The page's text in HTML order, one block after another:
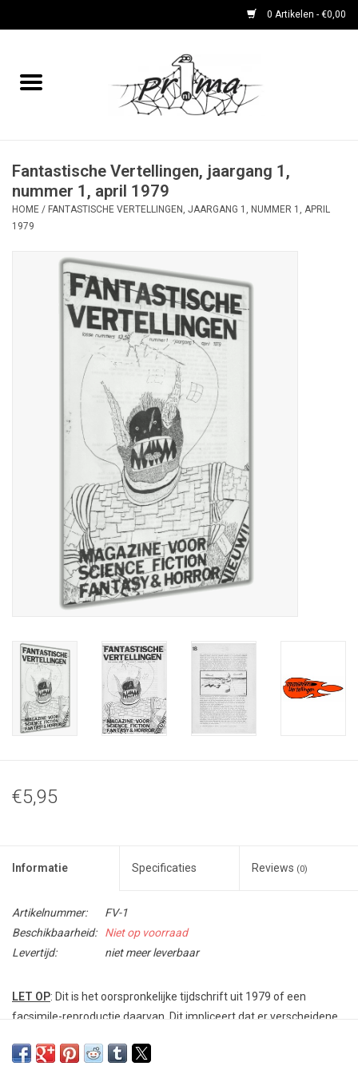
0 Artikelen - €0,00
Home
DVD's en CD's
periodieken
Rare Dingetjes-reeks
Bemoste Beeld-prijswinnaars
Fantastische Vertellingen, jaargang 1,
nummer 1, april 1979
HOME / FANTASTISCHE VERTELLINGEN, JAARGANG 1, NUMMER 1, APRIL
1979
€5,95
Informatie Specificaties Reviews (0)
Artikelnummer:
FV-1
Beschikbaarheid:
Niet op voorraad
Levertijd:
niet meer leverbaar
LET OP: Dit is het oorspronkelijke tijdschrift uit 1979 of een
facsimile-reproductie daarvan. Dit impliceert dat er verscheidene
nog slechtsenkele exemplaren